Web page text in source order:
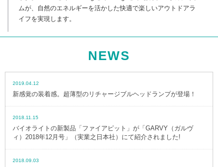
ムが、自然のエネルギーを活かした快適で楽しいアウトドアラ
イフを実現します。
NEWS
2019.04.12
新感覚の装着感。超薄型のリチャージブルヘッドランプが登場！
2018.11.15
バイオライトの新製品「ファイアピット」が「GARVY（ガルヴ
ィ）2018年12月号」（実業之日本社）にて紹介されました!
2018.09.03